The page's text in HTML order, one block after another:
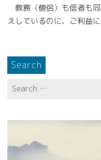
教務（僧侶）も信者も
えしているのに、ご利益
Search
Search
for: